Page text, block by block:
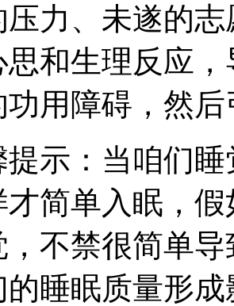
力、未遂的
思和生理反应
功用障碍，然
：当咱们睡
才简单入眠，
，不禁很简单
的睡眠质量形